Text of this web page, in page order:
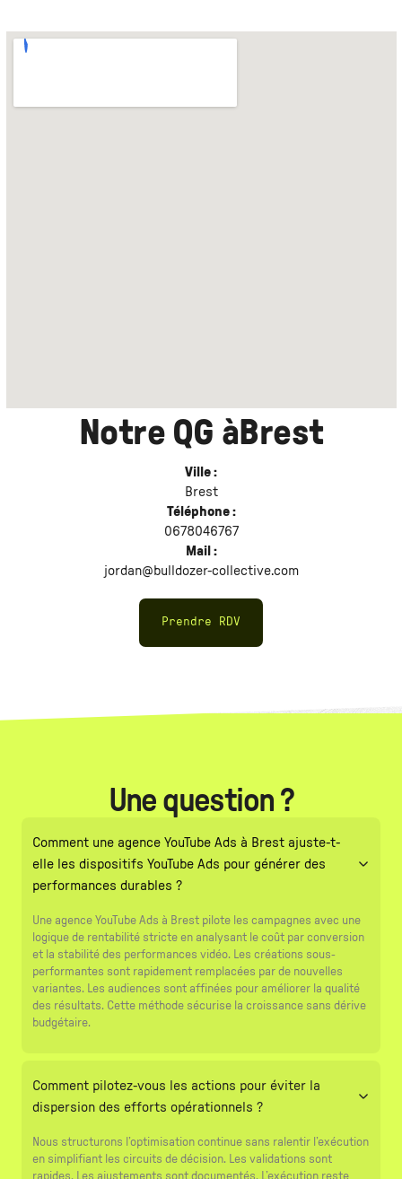
Notre QG à Brest
Ville :
Brest
Téléphone :
0678046767
Mail :
jordan@bulldozer-collective.com
Prendre RDV
Une question ?
Comment une agence YouTube Ads à Brest ajuste-t-
elle les dispositifs YouTube Ads pour générer des
performances durables ?
Une agence YouTube Ads à Brest pilote les campagnes avec une
logique de rentabilité stricte en analysant le coût par conversion
et la stabilité des performances vidéo. Les créations sous-
performantes sont rapidement remplacées par de nouvelles
variantes. Les audiences sont affinées pour améliorer la qualité
des résultats. Cette méthode sécurise la croissance sans dérive
budgétaire.
Comment pilotez-vous les actions pour éviter la
dispersion des efforts opérationnels ?
Nous structurons l’optimisation continue sans ralentir l’exécution
en simplifiant les circuits de décision. Les validations sont
rapides. Les ajustements sont documentés. L’exécution reste